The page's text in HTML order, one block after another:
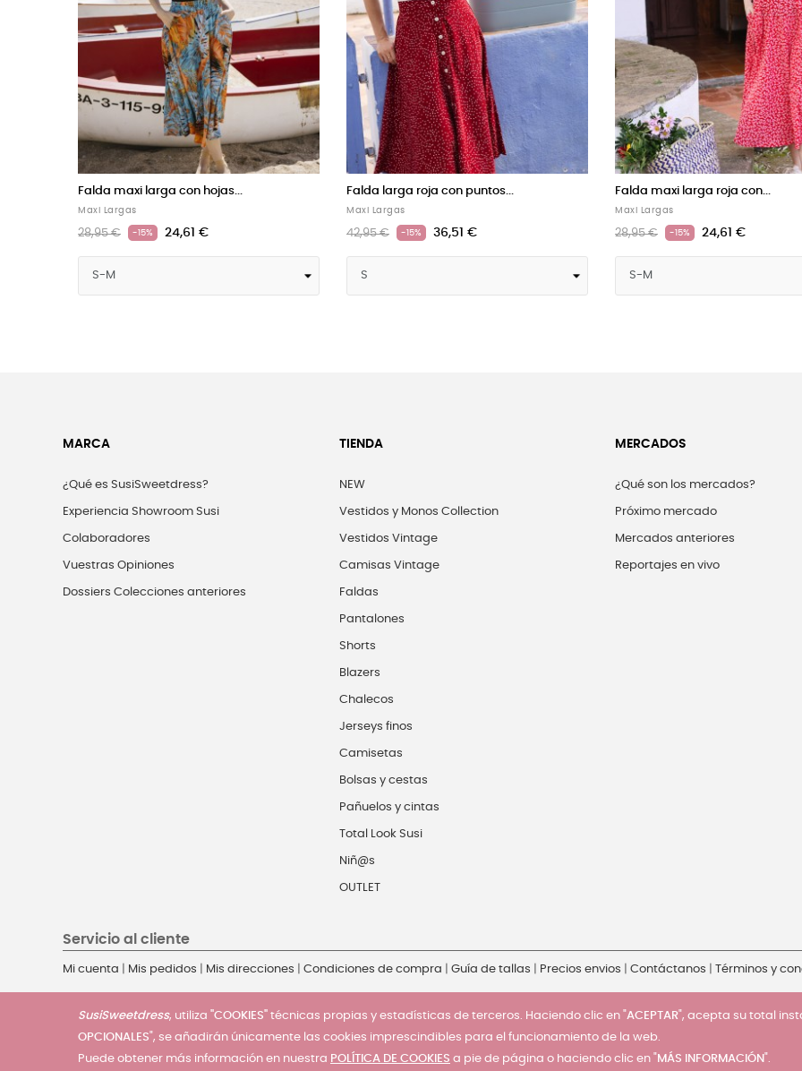
Falda maxi larga cruzada...
Faldas Cruzadas
36,95 € -15% 31,41 €
Falda maxi larga granate...
Maxi Largas
28,95 € -15% 24,61 €
Falda maxi larga cruzada...
Faldas Cruzadas
36,95 € -15% 31,41 €
MARCA
¿Qué es SusiSweetdress?
Experiencia Showroom Susi
Colaboradores
Vuestras Opiniones
Dossiers Colecciones anteriores
TIENDA
NEW
Vestidos y Monos Collection
Vestidos Vintage
Camisas Vintage
Faldas
Pantalones
Shorts
Blazers
Chalecos
Jerseys finos
Camisetas
Bolsas y cestas
Pañuelos y cintas
Total Look Susi
Niñ@s
OUTLET
MERCADOS
¿Qué son los mercados?
Próximo mercado
Mercados anteriores
Reportajes en vivo
Servicio al cliente
Mi cuenta Mis pedidos Mis direcciones Condiciones de compra Guía de tallas Precios envios Contáctanos Términos y
SusiSweetdress, utiliza "COOKIES" técnicas propias y estadísticas de terceros. Haciendo clic en "ACEPTAR", acepta su total
OPCIONALES", se añadirán únicamente las cookies imprescindibles para el funcionamiento de la web.
Puede obtener más información en nuestra POLÍTICA DE COOKIES a pie de página o haciendo clic en "MÁS INFORMACIÓN".